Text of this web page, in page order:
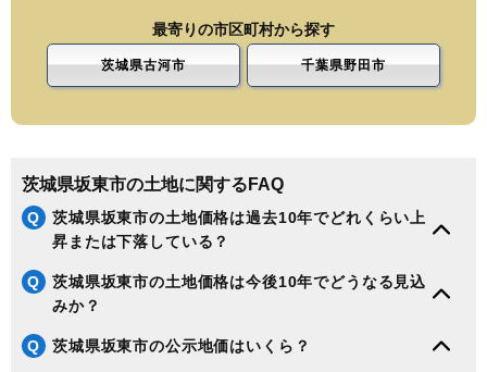
最寄りの市区町村から探す
茨城県古河市 千葉県野田市
茨城県坂東市の土地に関するFAQ
Q
茨城県坂東市の土地価格は過去10年でどれくらい上
昇または下落している？
Q
茨城県坂東市の土地価格は今後10年でどうなる見込
みか？
Q 茨城県坂東市の公示地価はいくら？